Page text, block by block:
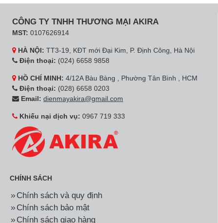
CÔNG TY TNHH THƯƠNG MẠI AKIRA
MST: 0107626914
HÀ NỘI: TT3-19, KĐT mới Đại Kim, P. Định Công, Hà Nội
Điện thoại: (024) 6658 9858
HỒ CHÍ MINH: 4/12A Bàu Bàng , Phường Tân Bình , HCM
Điện thoại: (028) 6658 0203
Email: dienmayakira@gmail.com
Khiếu nại dịch vụ: 0967 719 333
CHÍNH SÁCH
Chính sách và quy định
Chính sách bảo mật
Chính sách giao hàng